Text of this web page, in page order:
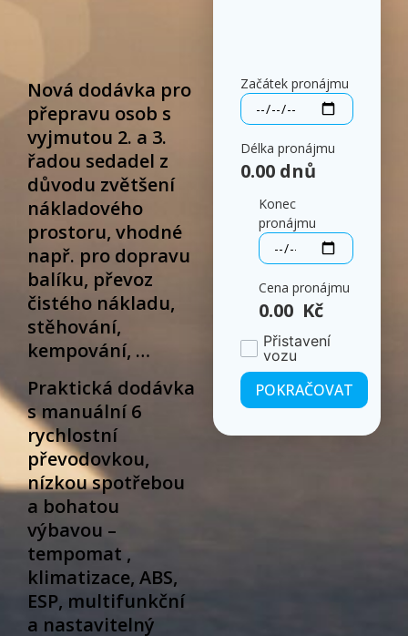
Nová dodávka pro
přepravu osob s
vyjmutou 2. a 3.
řadou sedadel z
důvodu zvětšení
nákladového
prostoru, vhodné
např. pro dopravu
balíku, převoz
čistého nákladu,
stěhování,
kempování, …
Praktická dodávka
s manuální 6
rychlostní
převodovkou,
nízkou spotřebou
a bohatou
výbavou –
tempomat ,
klimatizace, ABS,
ESP, multifunkční
a nastavitelný
Začátek pronájmu
Délka pronájmu
0.00 dnů
Konec
pronájmu
Cena pronájmu
0.00 Kč
Přistavení
vozu
POKRAČOVAT